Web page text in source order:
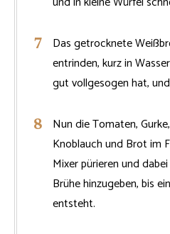
Das getrocknete
entrinden, kurz in
gut vollgesogen hat,
Nun die Tomaten,
Knoblauch und Brot im
Mixer pürieren und
Brühe hinzugeben, bis
entsteht.